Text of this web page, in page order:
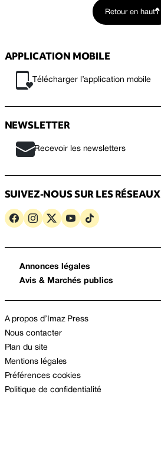
Retour en haut
APPLICATION MOBILE
Télécharger l’application mobile
NEWSLETTER
Recevoir les newsletters
SUIVEZ-NOUS SUR LES RÉSEAUX
Annonces légales
Avis & Marchés publics
A propos d’Imaz Press
Nous contacter
Plan du site
Mentions légales
Préférences cookies
Politique de confidentialité